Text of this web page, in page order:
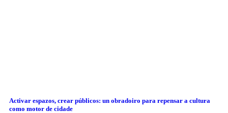
Activar espazos, crear públicos: un obradoiro para repensar a cultura
como motor de cidade